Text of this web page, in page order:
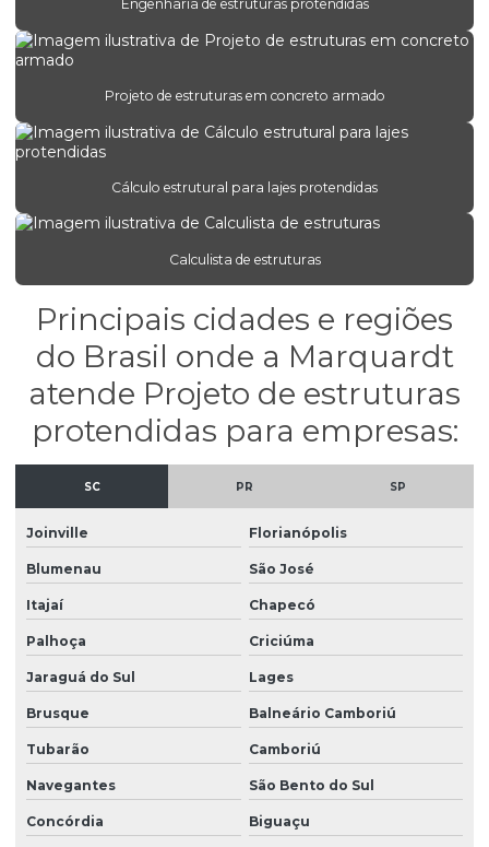
Engenharia de estruturas protendidas
Estrutura concreto armado
Orçamento de projeto estrutural
Orçamento projeto hidráulico
Projeto bloco estrutural
Projeto concreto armado
Projeto concreto armado em santa catarina
Projeto de concreto armado em são paulo
Projeto de esgotamento sanitário
Projeto esgoto sanitário residencial
Projeto estrutural apartamento
Projeto estrutural bloco de concreto
Projeto estrutural de casas
Projeto estrutural completo
Projeto estrutural completo em sp
Engenharia de estruturas protendidas
Projeto de estruturas em concreto armado
Cálculo estrutural para lajes protendidas
Calculista de estruturas
Principais cidades e regiões
do Brasil onde a Marquardt
atende Projeto de estruturas
protendidas para empresas:
SC PR SP
Joinville Florianópolis
Blumenau São José
Itajaí Chapecó
Palhoça Criciúma
Jaraguá do Sul Lages
Brusque Balneário Camboriú
Tubarão Camboriú
Navegantes São Bento do Sul
Concórdia Biguaçu